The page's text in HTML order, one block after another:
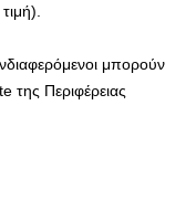
μπορούν
της Περιφέρειας